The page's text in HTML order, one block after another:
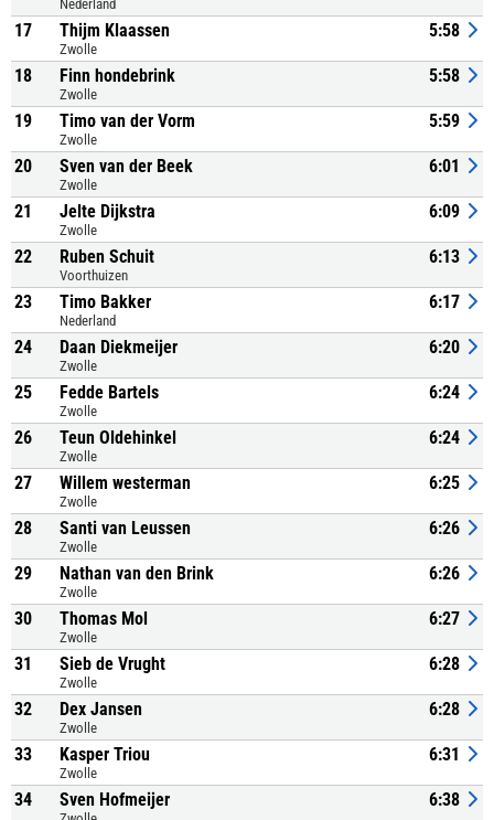
Nederland
17 Thijm Klaassen
Zwolle
5:58
18 Finn hondebrink
Zwolle
5:58
19 Timo van der Vorm
Zwolle
5:59
20 Sven van der Beek
Zwolle
6:01
21 Jelte Dijkstra
Zwolle
6:09
22 Ruben Schuit
Voorthuizen
6:13
23 Timo Bakker
Nederland
6:17
24 Daan Diekmeijer
Zwolle
6:20
25 Fedde Bartels
Zwolle
6:24
26 Teun Oldehinkel
Zwolle
6:24
27 Willem westerman
Zwolle
6:25
28 Santi van Leussen
Zwolle
6:26
29 Nathan van den Brink
Zwolle
6:26
30 Thomas Mol
Zwolle
6:27
31 Sieb de Vrught
Zwolle
6:28
32 Dex Jansen
Zwolle
6:28
33 Kasper Triou
Zwolle
6:31
34 Sven Hofmeijer 6:38